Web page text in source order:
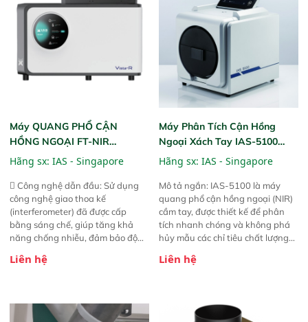
thực phẩm, nông sản,..
Máy QUANG PHỔ CẬN
HỒNG NGOẠI FT-NIR
Analyzer Vista-R
Hãng sx: IAS - Singapore
 Công nghệ dẫn đầu: Sử dụng
công nghệ giao thoa kế
(interferometer) đã được cấp
bằng sáng chế, giúp tăng khả
năng chống nhiễu, đảm bảo độ
Phạm vi ứng dụng rộng: Đáp ứng
ngành công nghiệp khác nhau. 
Độ nhạy cao: Trang bị đầu dò
Liên hệ
Máy Phân Tích Cận Hồng
Ngoại Xách Tay IAS-5100
(Portable NIR Analyzer)
Hãng sx: IAS - Singapore
Mô tả ngắn: IAS-5100 là máy
quang phổ cận hồng ngoại (NIR)
cầm tay, được thiết kế để phân
tích nhanh chóng và không phá
hủy mẫu các chỉ tiêu chất lượng
Thiết bị linh hoạt cho nhiều kịch
trực tiếp ngoài đồng ruộng.
Liên hệ